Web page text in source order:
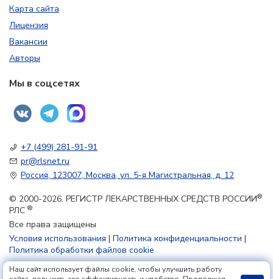
Карта сайта
Лицензия
Вакансии
Авторы
Мы в соцсетях
+7 (499) 281-91-91
pr@rlsnet.ru
Россия, 123007, Москва, ул. 5-я Магистральная, д. 12
© 2000-2026. РЕГИСТР ЛЕКАРСТВЕННЫХ СРЕДСТВ РОССИИ®
РЛС ®
Все права защищены
Условия использования | Политика конфиденциальности |
Политика обработки файлов cookie
Наш сайт использует файлы cookie, чтобы улучшить работу